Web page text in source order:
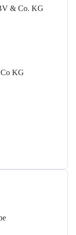
& Co. KG
KG